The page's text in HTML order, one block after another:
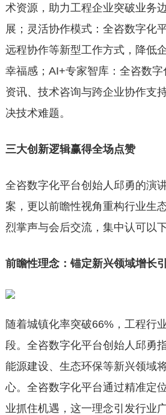
术资源，助力工程企业突破业务
展；灵活协作模式：全咨数字化
远程协作等新型工作方式，降低
幸福感；AI+专家智库：全咨数
资讯、技术咨询与跨企业协作支
决技术难题。
三大创新逻辑赢得全场点赞
全咨数字化平台创始人邱勇的演
案，更以前瞻性视角重构行业生
烈掌声与会后交流，集中认可以
前瞻性理念：锚定新兴领域增长
随着城镇化率突破66%，工程行
段。全咨数字化平台创始人邱勇
能源建设、生态环保等新兴领域
心。全咨数字化平台通过精准定
业抓住机遇，这一理念引发行业